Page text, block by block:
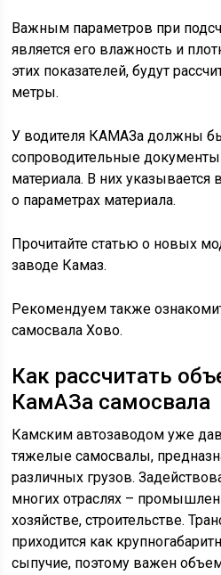
Важным параметров при
является его влажность и
этих показателей, будут
метры.
У водителя КАМАЗа должны
сопроводительные
материала. В них
о параметрах материала.
Прочитайте статью о новых
заводе Камаз.
Рекомендуем также
самосвала Хово.
Как рассчитать
КамАЗа самосвала
Камским автозаводом уже
тяжелые самосвалы,
различных грузов.
многих отраслях –
хозяйстве, строительстве.
приходится как
сыпучие, поэтому важен